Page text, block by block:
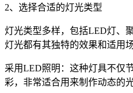
2、选择合适的灯光类型
灯光类型多样，包括LED灯、
灯光都有其独特的效果和适用场
采用LED照明：这种灯具不仅
彩，非常适合用来制作动态的